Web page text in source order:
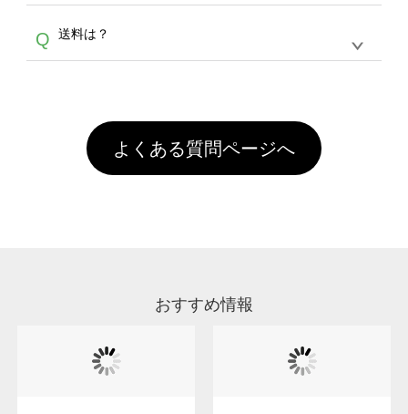
トは発送完了の翌日に付与され、次回ご注文時
からご利用頂けます。ポイントの有効期限は一
年間です。【会員ランク】過去10カ月のご注
文回数により会員ランク割引(最大5%)が適用
頂いても、ログインがされていなければ、ラン
クにカウントがされません。
ワイト、トートバッグのナチュラル、ホワイト
といって、プリントを定着させるための処理剤
を塗布しており、短納期・低価格で商品をお届
害な性質で、水洗いで落とすことが可能です。
お手数ですが、お客様ご自身にて着用前に落と
していただけますようお願いいたします。※1
通常注文・直送機能でのご注文に関わらず、前
A
ません。いずれのデータも該当デザインのみ画
像(JPEG,PNG,GIF,PDF)に変換、またはAdobe
Q 送料は？
引」などによるお値引きで4,000円未満になる
場合は送料がかかりますので、ご注意くださ
い。
よくある質問ページへ
おすすめ情報